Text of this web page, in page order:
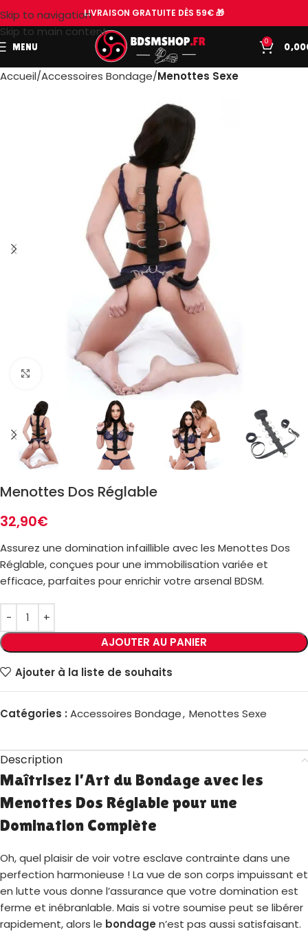
Skip to navigation
Skip to main content
LIVRAISON GRATUITE DÈS 59€ 🎁
MENU
0
0,00
Accueil Accessoires Bondage Menottes Sexe
Menottes Dos Réglable
32,90€
Assurez une domination infaillible avec les Menottes Dos
Réglable, conçues pour une immobilisation variée et
efficace, parfaites pour enrichir votre arsenal BDSM.
AJOUTER AU PANIER
Ajouter à la liste de souhaits
Catégories : Accessoires Bondage, Menottes Sexe
Description
Maîtrisez l’Art du Bondage avec les
Menottes Dos Réglable pour une
Domination Complète
Oh, quel plaisir de voir votre esclave contrainte dans une
perfection harmonieuse ! La vue de son corps impuissant et
en lutte vous donne l’assurance que votre domination est
ferme et inébranlable. Mais si votre soumise peut se libérer
rapidement, alors le bondage n’est pas aussi satisfaisant.